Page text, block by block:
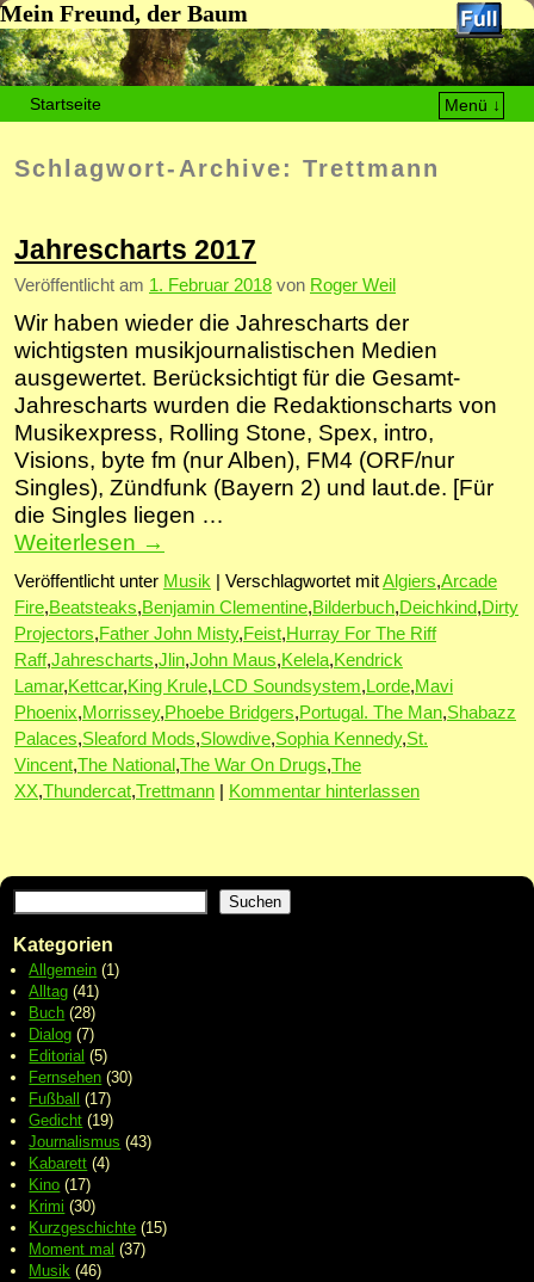
Mein Freund, der Baum
Startseite
Menü ↓
Schlagwort-Archive: Trettmann
Jahrescharts 2017
Veröffentlicht am 1. Februar 2018 von Roger Weil
Wir haben wieder die Jahrescharts der
wichtigsten musik­jour­nalis­tischen Medien
ausgewertet. Berücksichtigt für die Gesamt-
Jahrescharts wurden die Redaktionscharts von
Musikexpress, Rolling Stone, Spex, intro,
Visions, byte fm (nur Alben), FM4 (ORF/nur
Singles), Zündfunk (Bayern 2) und laut.de. [Für
die Singles liegen …
Weiterlesen →
Veröffentlicht unter Musik Verschlagwortet mitAlgiers,Arcade
Fire,Beatsteaks,Benjamin Clementine,Bilderbuch,Deichkind,Dirty
Projectors,Father John Misty,Feist,Hurray For The Riff
Raff,Jahrescharts,Jlin,John Maus,Kelela,Kendrick
Lamar,Kettcar,King Krule, LCD Soundsystem, Lorde,Mavi
Phoenix,Morrissey,Phoebe Bridgers,Portugal. The Man,Shabazz
Palaces,Sleaford Mods,Slowdive,Sophia Kennedy,St.
Vincent,The National ,The War On Drugs,The
XX,Thundercat,Trettmann Kommentar hinterlassen
Suchen
Kategorien
Allgemein (1)
Alltag (41)
Buch (28)
Dialog (7)
Editorial (5)
Fernsehen (30)
Fußball (17)
Gedicht (19)
Journalismus (43)
Kabarett (4)
Kino (17)
Krimi (30)
Kurzgeschichte (15)
Moment mal (37)
Musik (46)